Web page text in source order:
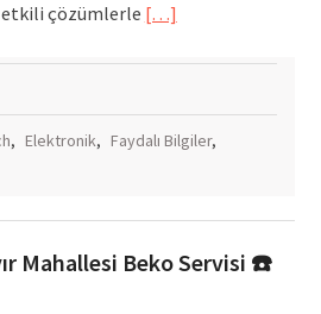
etkili çözümlerle […]
, Elektronik, Faydalı Bilgiler,
Mahallesi Beko Servisi ☎️